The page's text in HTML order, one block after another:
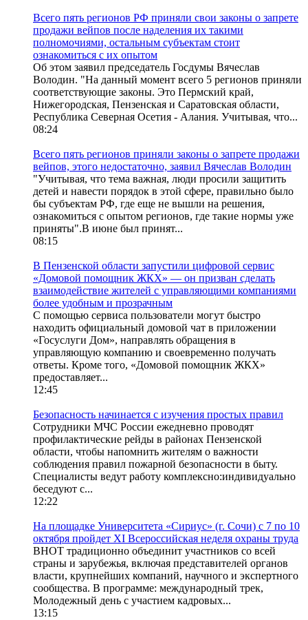
Всего пять регионов РФ приняли свои законы о запрете
продажи вейпов после наделения их такими
полномочиями, остальным субъектам стоит
ознакомиться с их опытом
Об этом заявил председатель Госдумы Вячеслав
Володин. "На данный момент всего 5 регионов приняли
соответствующие законы. Это Пермский край,
Нижегородская, Пензенская и Саратовская области,
Республика Северная Осетия - Алания. Учитывая, что...
08:24
Всего пять регионов приняли законы о запрете продажи
вейпов, этого недостаточно, заявил Вячеслав Володин
"Учитывая, что тема важная, люди просили защитить
детей и навести порядок в этой сфере, правильно было
бы субъектам РФ, где еще не вышли на решения,
ознакомиться с опытом регионов, где такие нормы уже
приняты".В июне был принят...
08:15
В Пензенской области запустили цифровой сервис
«Домовой помощник ЖКХ» — он призван сделать
взаимодействие жителей с управляющими компаниями
более удобным и прозрачным
С помощью сервиса пользователи могут быстро
находить официальный домовой чат в приложении
«Госуслуги Дом», направлять обращения в
управляющую компанию и своевременно получать
ответы. Кроме того, «Домовой помощник ЖКХ»
предоставляет...
12:45
Безопасность начинается с изучения простых правил
Сотрудники МЧС России ежедневно проводят
профилактические рейды в районах Пензенской
области, чтобы напомнить жителям о важности
соблюдения правил пожарной безопасности в быту.
Специалисты ведут работу комплексно:индивидуально
беседуют с...
12:22
На площадке Университета «Сириус» (г. Сочи) с 7 по 10
октября пройдет XI Всероссийская неделя охраны труда
ВНОТ традиционно объединит участников со всей
страны и зарубежья, включая представителей органов
власти, крупнейших компаний, научного и экспертного
сообщества. В программе: международный трек,
Молодежный день с участием кадровых...
13:15